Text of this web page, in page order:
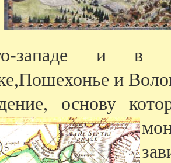
западе и в
и
основу